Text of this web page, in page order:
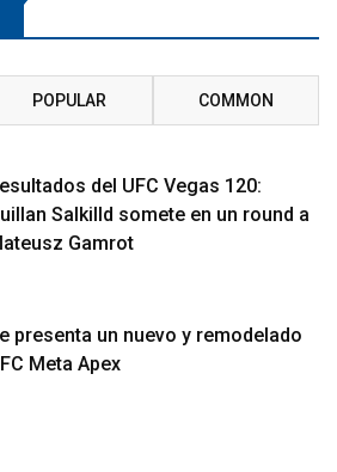
POPULAR COMMON
del UFC Vegas 120:
Salkilld somete en un round a
Gamrot
presenta un nuevo y remodelado
Meta Apex